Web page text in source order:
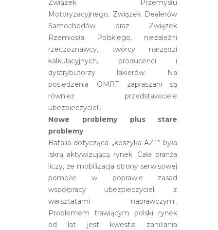
Związek Przemysłu
Motoryzacyjnego, Związek Dealerów
Samochodów oraz Związek
Rzemiosła Polskiego, niezależni
rzeczoznawcy, twórcy narzędzi
kalkulacyjnych, producenci i
dystrybutorzy lakierów. Na
posiedzenia OMRT zapraszani są
również przedstawiciele
ubezpieczycieli.
Nowe problemy plus stare
problemy
Batalia dotycząca „koszyka AZT” była
iskrą aktywizującą rynek. Cała branża
liczy, że mobilizacja strony serwisowej
pomoże w poprawie zasad
współpracy ubezpieczycieli z
warsztatami naprawczymi.
Problemem trawiącym polski rynek
od lat jest kwestia zaniżania